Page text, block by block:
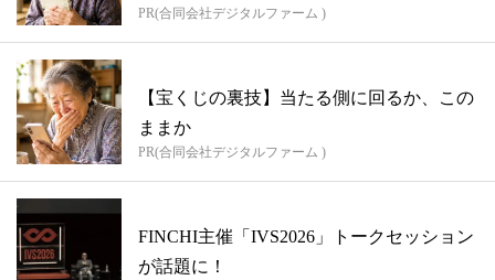
PR(合同会社デジタルファーム )
【宝くじの裏技】当たる側に回るか、この
ままか
PR(合同会社デジタルファーム )
FINCHI主催「IVS2026」トークセッション
が話題に！